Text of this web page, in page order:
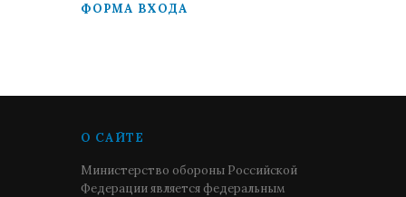
ФОРМА ВХОДА
О САЙТЕ
Министерство обороны Российской
Федерации является федеральным